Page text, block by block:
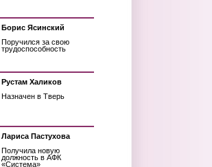
Борис Ясинский
Поручился за свою
трудоспособность
Рустам Халиков
Назначен в Тверь
Лариса Пастухова
Получила новую
должность в АФК
«Система»